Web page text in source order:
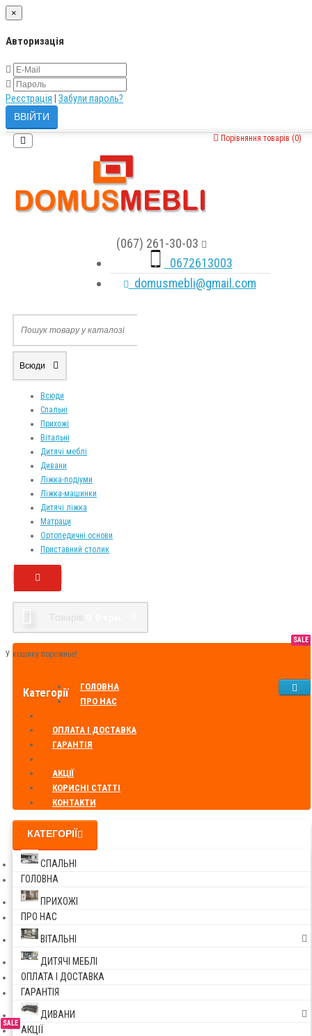
×
Авторизація
Реєстрація Забули пароль?
Порівняння товарів (0)
(067) 261-30-03
0672613003
domusmebli@gmail.com
Всюди
Всюди
Спальні
Прихожі
Вітальні
Дитячі меблі
Дивани
Ліжка-подіуми
Ліжка-машинки
Дитячі ліжка
Матраци
Ортопедичні основи
Приставний столик
Tоварів
У кошику порожньо!
Категорії
ГОЛОВНА
ПРО НАС
ОПЛАТА І ДОСТАВКА
ГАРАНТІЯ
SALE
АКЦІЇ
КОРИСНІ СТАТТІ
КОНТАКТИ
КАТЕГОРІЇ
СПАЛЬНІ
ГОЛОВНА
ПРИХОЖІ
ПРО НАС
ВІТАЛЬНІ
ДИТЯЧІ МЕБЛІ
ОПЛАТА І ДОСТАВКА
ГАРАНТІЯ
ДИВАНИ
SALE
АКЦІЇ